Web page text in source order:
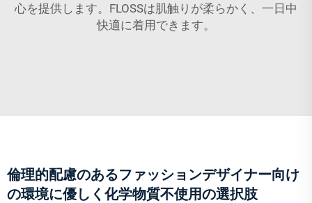
心を提供します。FLOSSは肌触りが柔らかく、一日中
快適に着用できます。
倫理的配慮のあるファッションデザイナー向け
の環境に優しく化学物質不使用の選択肢